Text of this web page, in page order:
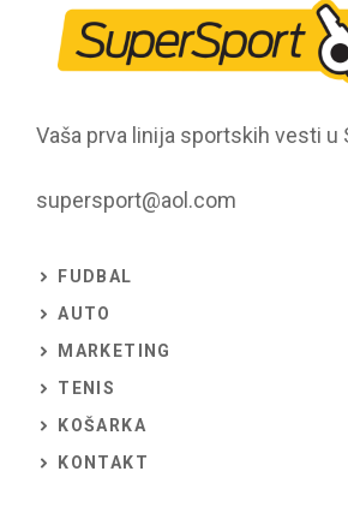
Vaša prva linija sportskih vesti u
supersport@aol.com
FUDBAL
AUTO
MARKETING
TENIS
KOŠARKA
KONTAKT